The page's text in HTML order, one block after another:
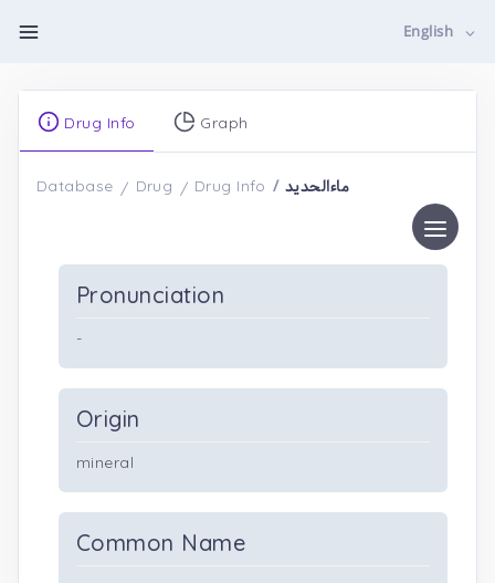
English
Drug Info Graph
Database Drug Drug Info ماءالحدید
Pronunciation
-
Origin
mineral
Common Name